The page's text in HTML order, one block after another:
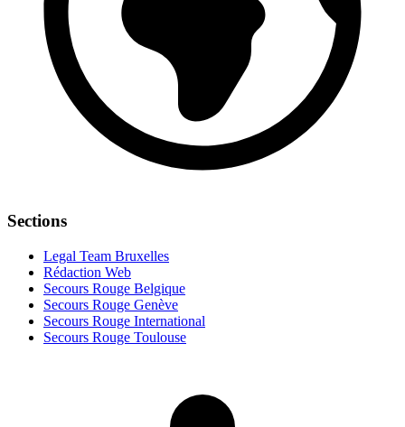
Sections
Legal Team Bruxelles
Rédaction Web
Secours Rouge Belgique
Secours Rouge Genève
Secours Rouge International
Secours Rouge Toulouse